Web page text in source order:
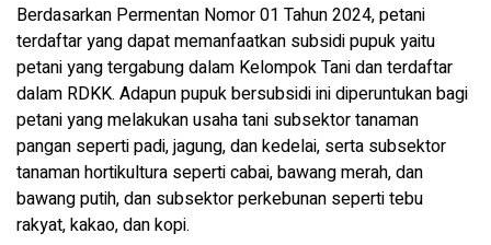
Berdasarkan Permentan Nomor 01 Tahun 2024, petani
terdaftar yang dapat memanfaatkan subsidi pupuk yaitu
petani yang tergabung dalam Kelompok Tani dan terdaftar
dalam RDKK. Adapun pupuk bersubsidi ini diperuntukan bagi
petani yang melakukan usaha tani subsektor tanaman
pangan seperti padi, jagung, dan kedelai, serta subsektor
tanaman hortikultura seperti cabai, bawang merah, dan
bawang putih, dan subsektor perkebunan seperti tebu
rakyat, kakao, dan kopi.